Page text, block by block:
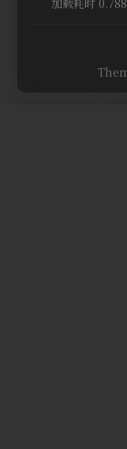
加载耗时